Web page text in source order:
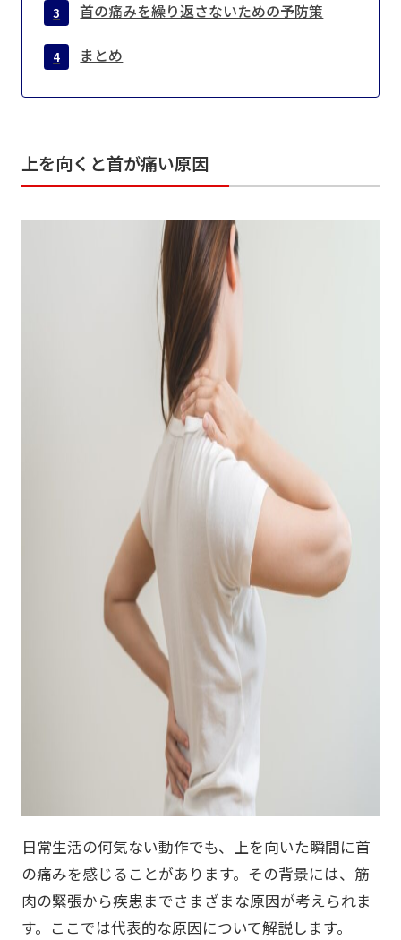
首の痛みを繰り返さないための予防策
まとめ
上を向くと首が痛い原因
日常生活の何気ない動作でも、上を向いた瞬間に首
の痛みを感じることがあります。その背景には、筋
肉の緊張から疾患までさまざまな原因が考えられま
す。ここでは代表的な原因について解説します。